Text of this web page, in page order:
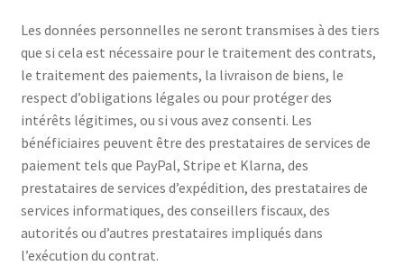
Les données personnelles ne seront transmises à des tiers
que si cela est nécessaire pour le traitement des contrats,
le traitement des paiements, la livraison de biens, le
respect d’obligations légales ou pour protéger des
intérêts légitimes, ou si vous avez consenti. Les
bénéficiaires peuvent être des prestataires de services de
paiement tels que PayPal, Stripe et Klarna, des
prestataires de services d’expédition, des prestataires de
services informatiques, des conseillers fiscaux, des
autorités ou d’autres prestataires impliqués dans
l’exécution du contrat.